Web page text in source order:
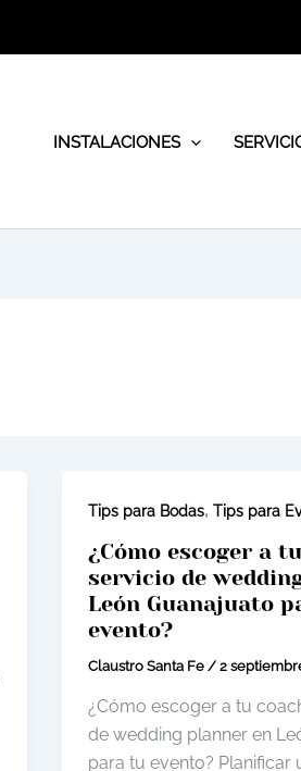
INSTALACIONES
Tips para Bodas,Tips para
¿Cómo escoger a
servicio de
León Guanajuato
evento?
Claustro Santa Fe /2
¿Cómo escoger a tu
de wedding planner en
para tu evento? Planificar